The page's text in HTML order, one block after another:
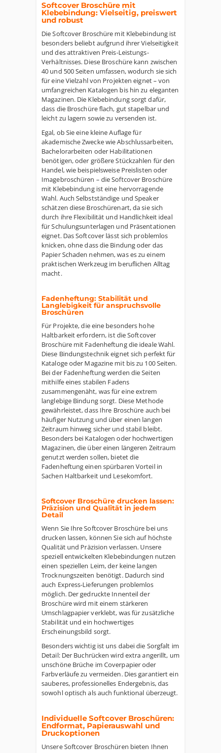
Softcover Broschüre mit
Klebebindung: Vielseitig, preiswert
und robust
Die Softcover Broschüre mit Klebebindung ist
besonders beliebt aufgrund ihrer Vielseitigkeit
und des attraktiven Preis-Leistungs-
Verhältnisses. Diese Broschüre kann zwischen
40 und 500 Seiten umfassen, wodurch sie sich
für eine Vielzahl von Projekten eignet – von
umfangreichen Katalogen bis hin zu eleganten
Magazinen. Die Klebebindung sorgt dafür,
dass die Broschüre flach, gut stapelbar und
leicht zu lagern sowie zu versenden ist.
Egal, ob Sie eine kleine Auflage für
akademische Zwecke wie Abschlussarbeiten,
Bachelorarbeiten oder Habilitationen
benötigen, oder größere Stückzahlen für den
Handel, wie beispielsweise Preislisten oder
Imagebroschüren – die Softcover Broschüre
mit Klebebindung ist eine hervorragende
Wahl. Auch Selbstständige und Speaker
schätzen diese Broschürenart, da sie sich
durch ihre Flexibilität und Handlichkeit ideal
für Schulungsunterlagen und Präsentationen
eignet. Das Softcover lässt sich problemlos
knicken, ohne dass die Bindung oder das
Papier Schaden nehmen, was es zu einem
praktischen Werkzeug im beruflichen Alltag
macht.
Fadenheftung: Stabilität und
Langlebigkeit für anspruchsvolle
Broschüren
Für Projekte, die eine besonders hohe
Haltbarkeit erfordern, ist die Softcover
Broschüre mit Fadenheftung die ideale Wahl.
Diese Bindungstechnik eignet sich perfekt für
Kataloge oder Magazine mit bis zu 100 Seiten.
Bei der Fadenheftung werden die Seiten
mithilfe eines stabilen Fadens
zusammengenäht, was für eine extrem
langlebige Bindung sorgt. Diese Methode
gewährleistet, dass Ihre Broschüre auch bei
häufiger Nutzung und über einen langen
Zeitraum hinweg sicher und stabil bleibt.
Besonders bei Katalogen oder hochwertigen
Magazinen, die über einen längeren Zeitraum
genutzt werden sollen, bietet die
Fadenheftung einen spürbaren Vorteil in
Sachen Haltbarkeit und Lesekomfort.
Softcover Broschüre drucken lassen:
Präzision und Qualität in jedem
Detail
Wenn Sie Ihre Softcover Broschüre bei uns
drucken lassen, können Sie sich auf höchste
Qualität und Präzision verlassen. Unsere
speziell entwickelten Klebebindungen nutzen
einen speziellen Leim, der keine langen
Trocknungszeiten benötigt. Dadurch sind
auch Express-Lieferungen problemlos
möglich. Der gedruckte Innenteil der
Broschüre wird mit einem stärkeren
Umschlagpapier verklebt, was für zusätzliche
Stabilität und ein hochwertiges
Erscheinungsbild sorgt.
Besonders wichtig ist uns dabei die Sorgfalt im
Detail: Der Buchrücken wird extra angerillt, um
unschöne Brüche im Coverpapier oder
Farbverläufe zu vermeiden. Dies garantiert ein
sauberes, professionelles Endergebnis, das
sowohl optisch als auch funktional überzeugt.
Individuelle Softcover Broschüren:
Endformat, Papierauswahl und
Druckoptionen
Unsere Softcover Broschüren bieten Ihnen